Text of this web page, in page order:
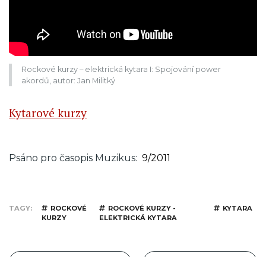
Rockové kurzy – elektrická kytara I: Spojování power
akordů, autor: Jan Militký
Kytarové kurzy
Psáno pro časopis Muzikus 9/2011
TAGY
ROCKOVÉ
KURZY
ROCKOVÉ KURZY -
ELEKTRICKÁ KYTARA
KYTARA